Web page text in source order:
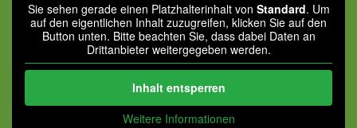
Sie sehen gerade einen Platzhalterinhalt von Standard. Um
auf den eigentlichen Inhalt zuzugreifen, klicken Sie auf den
Button unten. Bitte beachten Sie, dass dabei Daten an
Drittanbieter weitergegeben werden.
Inhalt entsperren
Weitere Informationen